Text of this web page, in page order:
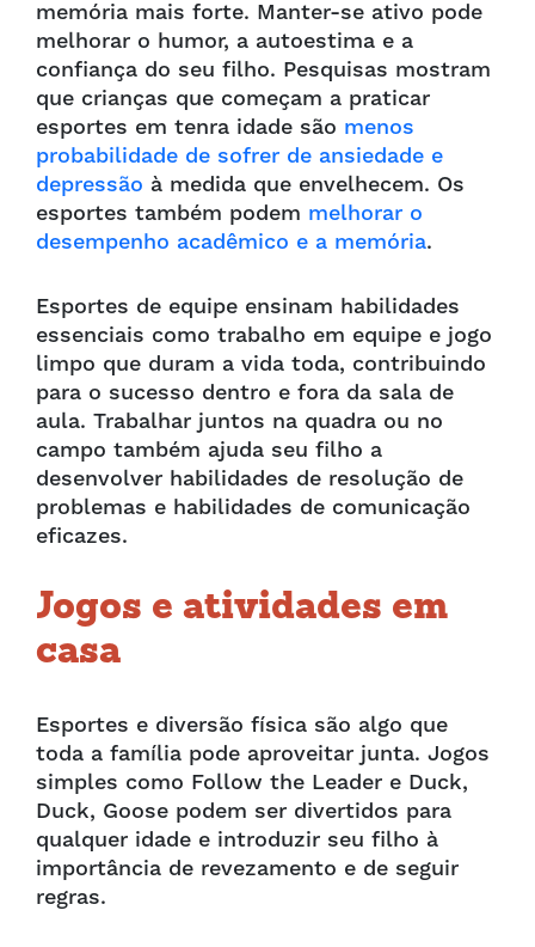
memória mais forte. Manter-se ativo pode
melhorar o humor, a autoestima e a
confiança do seu filho. Pesquisas mostram
que crianças que começam a praticar
esportes em tenra idade são menos
probabilidade de sofrer de ansiedade e
depressão à medida que envelhecem. Os
esportes também podem melhorar o
desempenho acadêmico e a memória.
Esportes de equipe ensinam habilidades
essenciais como trabalho em equipe e jogo
limpo que duram a vida toda, contribuindo
para o sucesso dentro e fora da sala de
aula. Trabalhar juntos na quadra ou no
campo também ajuda seu filho a
desenvolver habilidades de resolução de
problemas e habilidades de comunicação
eficazes.
Jogos e atividades em
casa
Esportes e diversão física são algo que
toda a família pode aproveitar junta. Jogos
simples como Follow the Leader e Duck,
Duck, Goose podem ser divertidos para
qualquer idade e introduzir seu filho à
importância de revezamento e de seguir
regras.